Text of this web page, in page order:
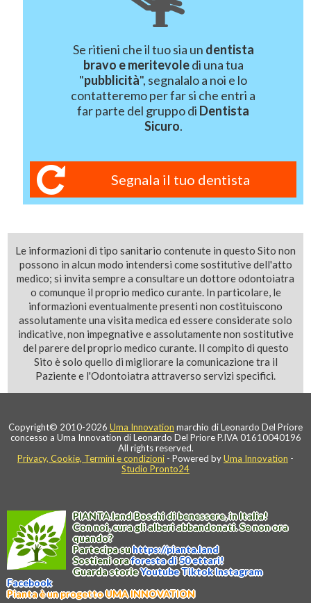
Se ritieni che il tuo sia un dentista
bravo e meritevoledi una tua
"pubblicità", segnalalo a noi e lo
contatteremo per far si che entri a
far parte del gruppo di Dentista
Sicuro.
Segnala il tuo dentista
Le informazioni di tipo sanitario contenute in questo Sito non
possono in alcun modo intendersi come sostitutive dell'atto
medico; si invita sempre a consultare un dottore odontoiatra
o comunque il proprio medico curante. In particolare, le
informazioni eventualmente presenti non costituiscono
assolutamente una visita medica ed essere considerate solo
indicative, non impegnative e assolutamente non sostitutive
del parere del proprio medico curante. Il compito di questo
Sito è solo quello di migliorare la comunicazione tra il
Paziente e l'Odontoiatra attraverso servizi specifici.
Copyright© 2010-2026 Uma Innovation marchio di Leonardo Del Priore
concesso a Uma Innovation di Leonardo Del Priore P.IVA 01610040196
All rights reserved.
Privacy, Cookie, Termini e condizioni - Powered byUma Innovation -
Studio Pronto24
PIANTA.landBoschi di benessere, in Italia!
Con noi, cura gli alberi abbandonati. Se non ora
quando?
Partecipa suhttps://pianta.land
Sostieni oraforesta di 50 ettari!
Guarda storieYoutubeTiktokInstagram
Facebook
Pianta è un progetto UMA INNOVATION